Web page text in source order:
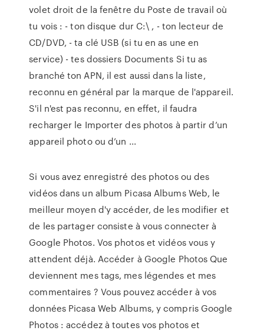
volet droit de la fenêtre du Poste de travail où
tu vois : - ton disque dur C:\ , - ton lecteur de
CD/DVD, - ta clé USB (si tu en as une en
service) - tes dossiers Documents Si tu as
branché ton APN, il est aussi dans la liste,
reconnu en général par la marque de l'appareil.
S'il n'est pas reconnu, en effet, il faudra
recharger le Importer des photos à partir d’un
appareil photo ou d’un ...
Si vous avez enregistré des photos ou des
vidéos dans un album Picasa Albums Web, le
meilleur moyen d'y accéder, de les modifier et
de les partager consiste à vous connecter à
Google Photos. Vos photos et vidéos vous y
attendent déjà. Accéder à Google Photos Que
deviennent mes tags, mes légendes et mes
commentaires ? Vous pouvez accéder à vos
données Picasa Web Albums, y compris Google
Photos : accédez à toutes vos photos et